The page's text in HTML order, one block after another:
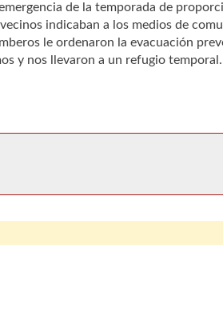
de la temporada de
indicaban a los medios de
le ordenaron la evacuación
y nos llevaron a un refugio temporal.